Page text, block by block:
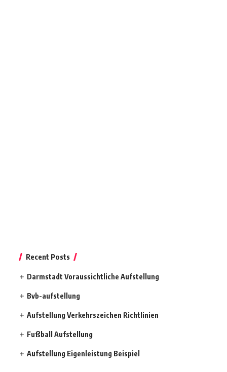
Recent Posts
Darmstadt Voraussichtliche Aufstellung
Bvb-aufstellung
Aufstellung Verkehrszeichen Richtlinien
Fußball Aufstellung
Aufstellung Eigenleistung Beispiel